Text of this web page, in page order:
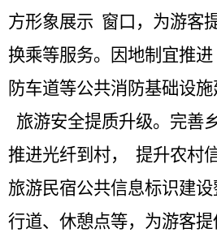
方形象展示 窗口，为游客
换乘等服务。因地制宜推进
防车道等公共消防基础设
旅游安全提质升级。完善
推进光纤到村，
提升农村
旅游民宿公共信息标识建设
行道、休憩点等，为游客